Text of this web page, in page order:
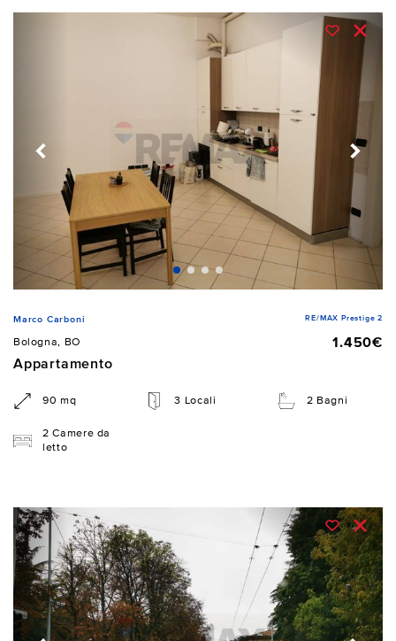
Marco Carboni RE/MAX Prestige 2
Bologna, BO
1.450€
Appartamento
90 mq 3 Locali 2 Bagni
2 Camere da
letto